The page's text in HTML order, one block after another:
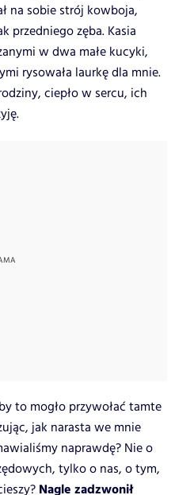
na sobie strój kowboja,
przedniego zęba. Kasia
w dwa małe kucyki,
rysowała laurkę dla mnie.
ciepło w sercu, ich
to mogło przywołać tamte
jak narasta we mnie
naprawdę? Nie o
tylko o nas, o tym,
Nagle zadzwonił